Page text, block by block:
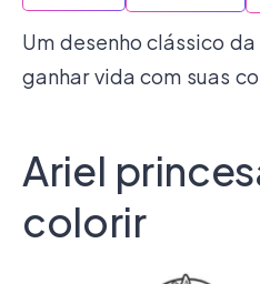
Um desenho clássico
ganhar vida com suas
Ariel
colorir